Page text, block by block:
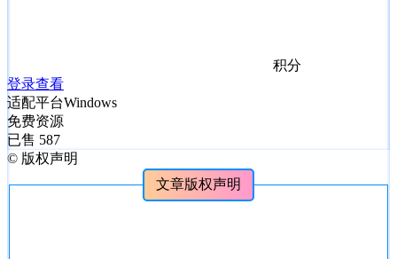
积分
登录查看
适配平台Windows
免费资源
已售 587
© 版权声明
文章版权声明